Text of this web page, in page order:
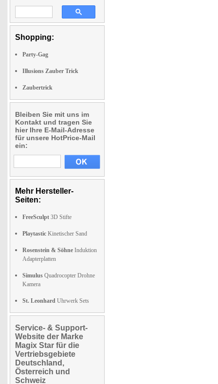
Shopping:
Party-Gag
Illusions Zauber Trick
Zaubertrick
Bleiben Sie mit uns im
Kontakt und tragen Sie
hier Ihre E-Mail-Adresse
für unsere HotPrice-Mail
ein:
Mehr Hersteller-
Seiten:
FreeSculpt 3D Stifte
Playtastic Kinetischer Sand
Rosenstein & Söhne Induktion
Adapterplatten
Simulus Quadrocopter Drohne
Kamera
St. Leonhard Uhrwerk Sets
Service- & Support-
Website der Marke
Magix Star für die
Vertriebsgebiete
Deutschland,
Österreich und
Schweiz